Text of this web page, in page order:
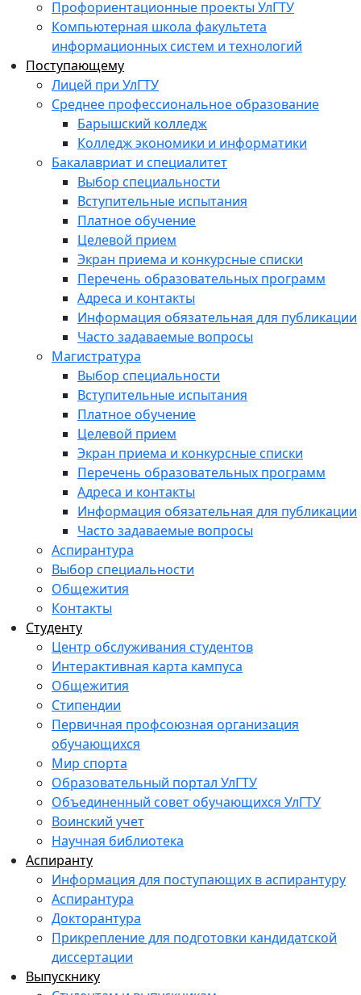
Профориентационные проекты УлГТУ
Компьютерная школа факультета
информационных систем и технологий
Поступающему
Лицей при УлГТУ
Среднее профессиональное образование
Барышский колледж
Колледж экономики и информатики
Бакалавриат и специалитет
Выбор специальности
Вступительные испытания
Платное обучение
Целевой прием
Экран приема и конкурсные списки
Перечень образовательных программ
Адреса и контакты
Информация обязательная для публикации
Часто задаваемые вопросы
Магистратура
Выбор специальности
Вступительные испытания
Платное обучение
Целевой прием
Экран приема и конкурсные списки
Перечень образовательных программ
Адреса и контакты
Информация обязательная для публикации
Часто задаваемые вопросы
Аспирантура
Выбор специальности
Общежития
Контакты
Студенту
Центр обслуживания студентов
Интерактивная карта кампуса
Общежития
Стипендии
Первичная профсоюзная организация
обучающихся
Мир спорта
Образовательный портал УлГТУ
Объединенный совет обучающихся УлГТУ
Воинский учет
Научная библиотека
Аспиранту
Информация для поступающих в аспирантуру
Аспирантура
Докторантура
Прикрепление для подготовки кандидатской
диссертации
Выпускнику